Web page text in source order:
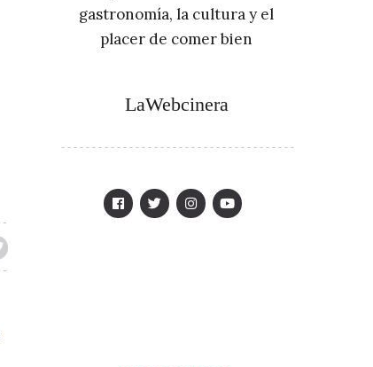
gastronomía, la cultura y el
placer de comer bien
LaWebcinera